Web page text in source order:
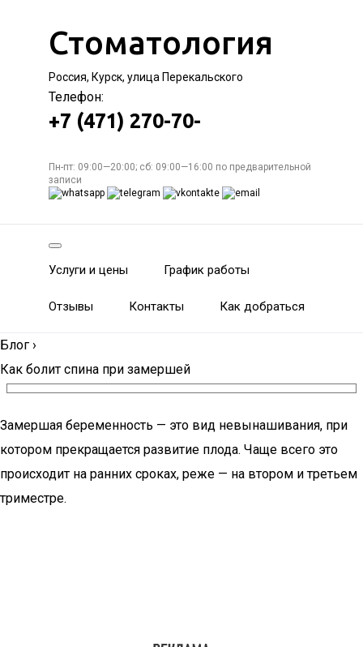
Стоматология
Россия, Курск, улица Перекальского
Телефон:
+7 (471) 270-70-
Пн-пт: 09:00—20:00; сб: 09:00—16:00 по предварительной
записи
Услуги и цены График работы
Отзывы Контакты Как добраться
Блог ›
Как болит спина при замершей
Замершая беременность — это вид невынашивания, при
котором прекращается развитие плода. Чаще всего это
происходит на ранних сроках, реже — на втором и третьем
триместре.